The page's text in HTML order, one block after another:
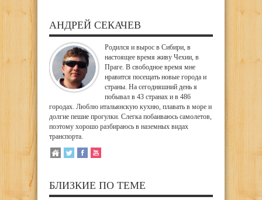
АНДРЕЙ СЕКАЧЕВ
Родился и вырос в Сибири, в
настоящее время живу Чехии, в
Праге. В свободное время мне
нравится посещать новые города и
страны. На сегодняшний день я
побывал в 43 странах и в 486
городах. Люблю итальянскую кухню, плавать в море и
долгие пешие прогулки. Слегка побаиваюсь самолетов,
поэтому хорошо разбираюсь в наземных видах
транспорта.
БЛИЗКИЕ ПО ТЕМЕ